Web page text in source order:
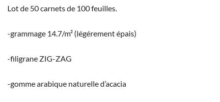
Lot de 50 carnets de 100 feuilles.
-grammage 14.7/m² (légérement épais)
-filigrane ZIG-ZAG
-gomme arabique naturelle d’acacia